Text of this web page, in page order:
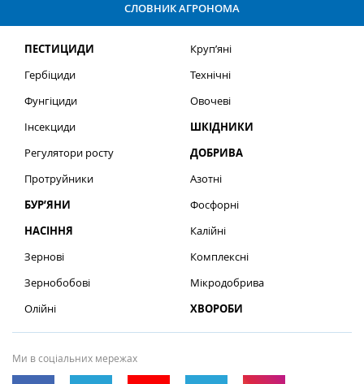
СЛОВНИК АГРОНОМА
ПЕСТИЦИДИ
Гербіциди
Фунгіциди
Інсекциди
Регулятори росту
Протруйники
БУР’ЯНИ
НАСІННЯ
Зернові
Зернобобові
Олійні
Круп’яні
Технічні
Овочеві
ШКІДНИКИ
ДОБРИВА
Азотні
Фосфорні
Калійні
Комплексні
Мікродобрива
ХВОРОБИ
Ми в соціальних мережах